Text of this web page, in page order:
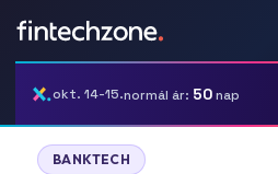
okt. 14-15.normál ár: 50nap
BANKTECH